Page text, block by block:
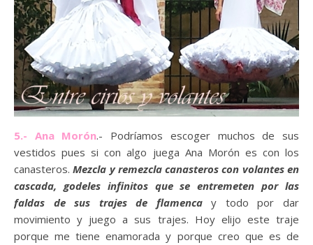
5.- Ana Morón.- Podríamos escoger muchos de sus
vestidos pues si con algo juega Ana Morón es con los
canasteros.Mezcla y remezcla canasteros con volantes en
cascada, godeles infinitos que se entremeten por las
faldas de sus trajes de flamencay todo por dar
movimiento y juego a sus trajes. Hoy elijo este traje
porque me tiene enamorada y porque creo que es de